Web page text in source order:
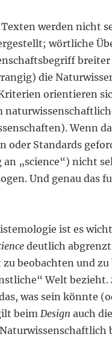
werden nicht
wörtliche
die
orientieren
Wenn
oder Standards
„science“) nicht
Und genau
ist es
deutlich
beobachten und
Welt bezieht.
was sein könnte
beim Design auch